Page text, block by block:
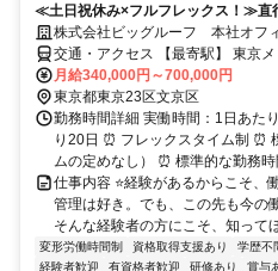
≪土日祝休み×フルフレックス！≫直
株式会社ビッグルーフ 本社オフ
交通・アクセス 【最寄駅】 東京
JR・東京メトロ・都営大江戸線「
三田線『春日』徒歩13分
月給340,000円～700,000円
東京都東京23区文京区
勤務時間詳細 実働時間：1日あた
り20日 ⏰ フレックスタイム制 ⏰
ムの定めなし） ⏰ 標準的な勤務
仕事内容 ⭐️経験があるからこそ、
管理は好き。でも、この先も今の
そんな経験者の方にこそ、知って
変形労働時間制 資格取得支援あり 学歴不
経験者歓迎
有資格者歓迎 研修あり 賞与